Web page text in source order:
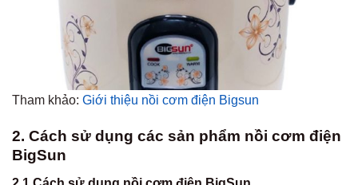
Tham khảo: Giới thiệu nồi cơm điện Bigsun
2. Cách sử dụng các sản phẩm nồi cơm điện
BigSun